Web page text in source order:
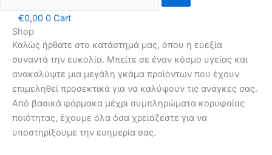
€0,00 0 Cart
Shop
Καλώς ήρθατε στο κατάστημά μας, όπου η ευεξία
συναντά την ευκολία. Μπείτε σε έναν κόσμο υγείας και
ανακαλύψτε μια μεγάλη γκάμα προϊόντων που έχουν
επιμεληθεί προσεκτικά για να καλύψουν τις ανάγκες σας.
Από βασικά φάρμακα μέχρι συμπληρώματα κορυφαίας
ποιότητας, έχουμε όλα όσα χρειάζεστε για να
υποστηρίξουμε την ευημερία σας.